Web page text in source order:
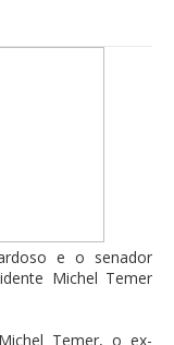
e o senador
Michel Temer
Temer, o ex-